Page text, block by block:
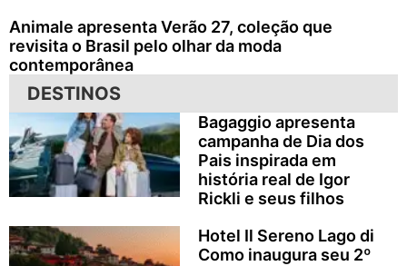
Animale apresenta Verão 27, coleção que
revisita o Brasil pelo olhar da moda
contemporânea
DESTINOS
Bagaggio apresenta
campanha de Dia dos
Pais inspirada em
história real de Igor
Rickli e seus filhos
Hotel Il Sereno Lago di
Como inaugura seu 2º